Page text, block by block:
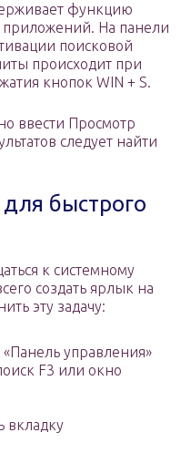
функцию
приложений. На панели
поисковой
происходит при
кнопок WIN + S.
ввести Просмотр
следует найти
быстрого
к системному
создать ярлык на
эту задачу:
управления»
F3 или окно
вкладку